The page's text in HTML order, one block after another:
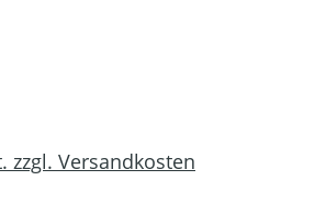
zzgl. Versandkosten